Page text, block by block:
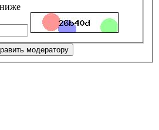
модератору